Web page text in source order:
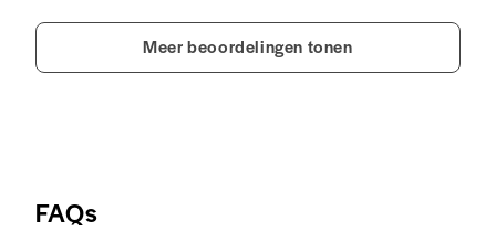
Meer beoordelingen tonen
FAQs